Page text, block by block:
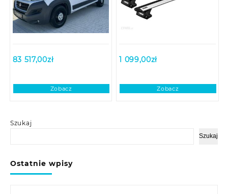
Szukaj
Szukaj
Ostatnie wpisy
83 517,00zł
Zobacz
1 099,00zł
Zobacz